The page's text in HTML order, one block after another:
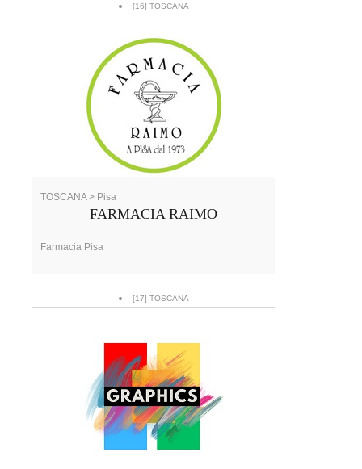
[16] TOSCANA
TOSCANA > Pisa
FARMACIA RAIMO
Farmacia Pisa
[17] TOSCANA